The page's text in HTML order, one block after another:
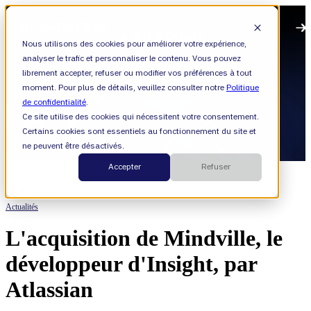
Nous utilisons des cookies pour améliorer votre expérience,
analyser le trafic et personnaliser le contenu. Vous pouvez
librement accepter, refuser ou modifier vos préférences à tout
moment. Pour plus de détails, veuillez consulter notrePolitique
de confidentialité.
Ce site utilise des cookies qui nécessitent votre consentement.
Certains cookies sont essentiels au fonctionnement du site et
ne peuvent être désactivés.
Accepter
Refuser
Open main navigation
Actualités
L'acquisition de Mindville, le
développeur d'Insight, par
Atlassian